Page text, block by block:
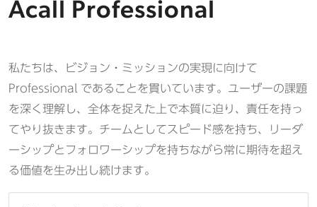
Acall Professional
私たちは、ビジョン・ミッションの実現に向けて
Professional であることを貫いています。ユーザーの課題
を深く理解し、全体を捉えた上で本質に迫り、責任を持っ
てやり抜きます。チームとしてスピード感を持ち、リーダ
ーシップとフォロワーシップを持ちながら常に期待を超え
る価値を生み出し続けます。